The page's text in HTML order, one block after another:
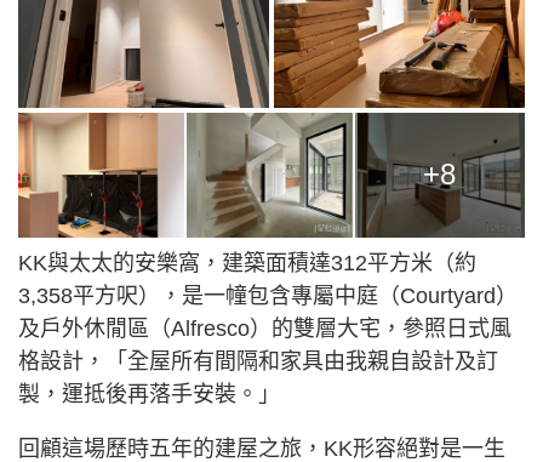
+8
KK與太太的安樂窩，建築面積達312平方米（約
3,358平方呎），是一幢包含專屬中庭（Courtyard）
及戶外休閒區（Alfresco）的雙層大宅，參照日式風
格設計，「全屋所有間隔和家具由我親自設計及訂
製，運抵後再落手安裝。」
回顧這場歷時五年的建屋之旅，KK形容絕對是一生